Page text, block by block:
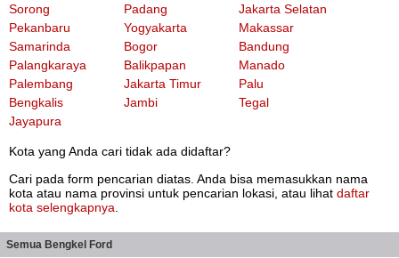
Sorong
Padang
Jakarta Selatan
Pekanbaru
Yogyakarta
Makassar
Samarinda
Bogor
Bandung
Palangkaraya
Balikpapan
Manado
Palembang
Jakarta Timur
Palu
Bengkalis
Jambi
Tegal
Jayapura
Kota yang Anda cari tidak ada didaftar?
Cari pada form pencarian diatas. Anda bisa memasukkan nama
kota atau nama provinsi untuk pencarian lokasi, atau lihat daftar
kota selengkapnya
Semua Bengkel Ford